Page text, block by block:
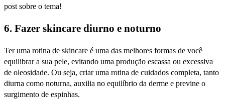
post sobre o tema!
6. Fazer skincare diurno e noturno
Ter uma rotina de skincare é uma das melhores formas de você
equilibrar a sua pele, evitando uma produção escassa ou excessiva
de oleosidade. Ou seja, criar uma rotina de cuidados completa, tanto
diurna como noturna, auxilia no equilíbrio da derme e previne o
surgimento de espinhas.